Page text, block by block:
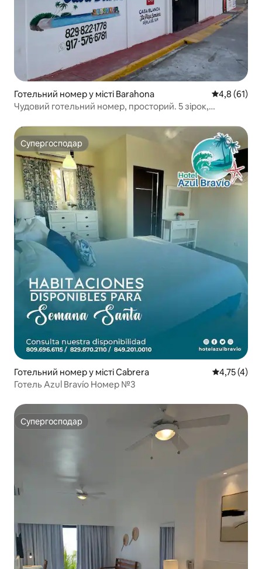
Готельний номер у місті Barahona Середня
4,8 (61)
Чудовий готельний номер, просторий. 5 зірок,
Супергосподар
Супергосподар
Готельний номер у місті Cabrera Середня
4,75 (4)
Готель Azul Bravío Номер №3
Супергосподар
Супергосподар